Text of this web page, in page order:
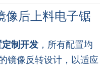
像后上料电子锯
制开发 ，所有配置均
镜像反转设计，以适应